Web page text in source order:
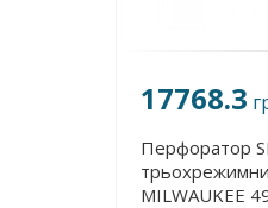
17768.3
Перфоратор
MILWAUKEE